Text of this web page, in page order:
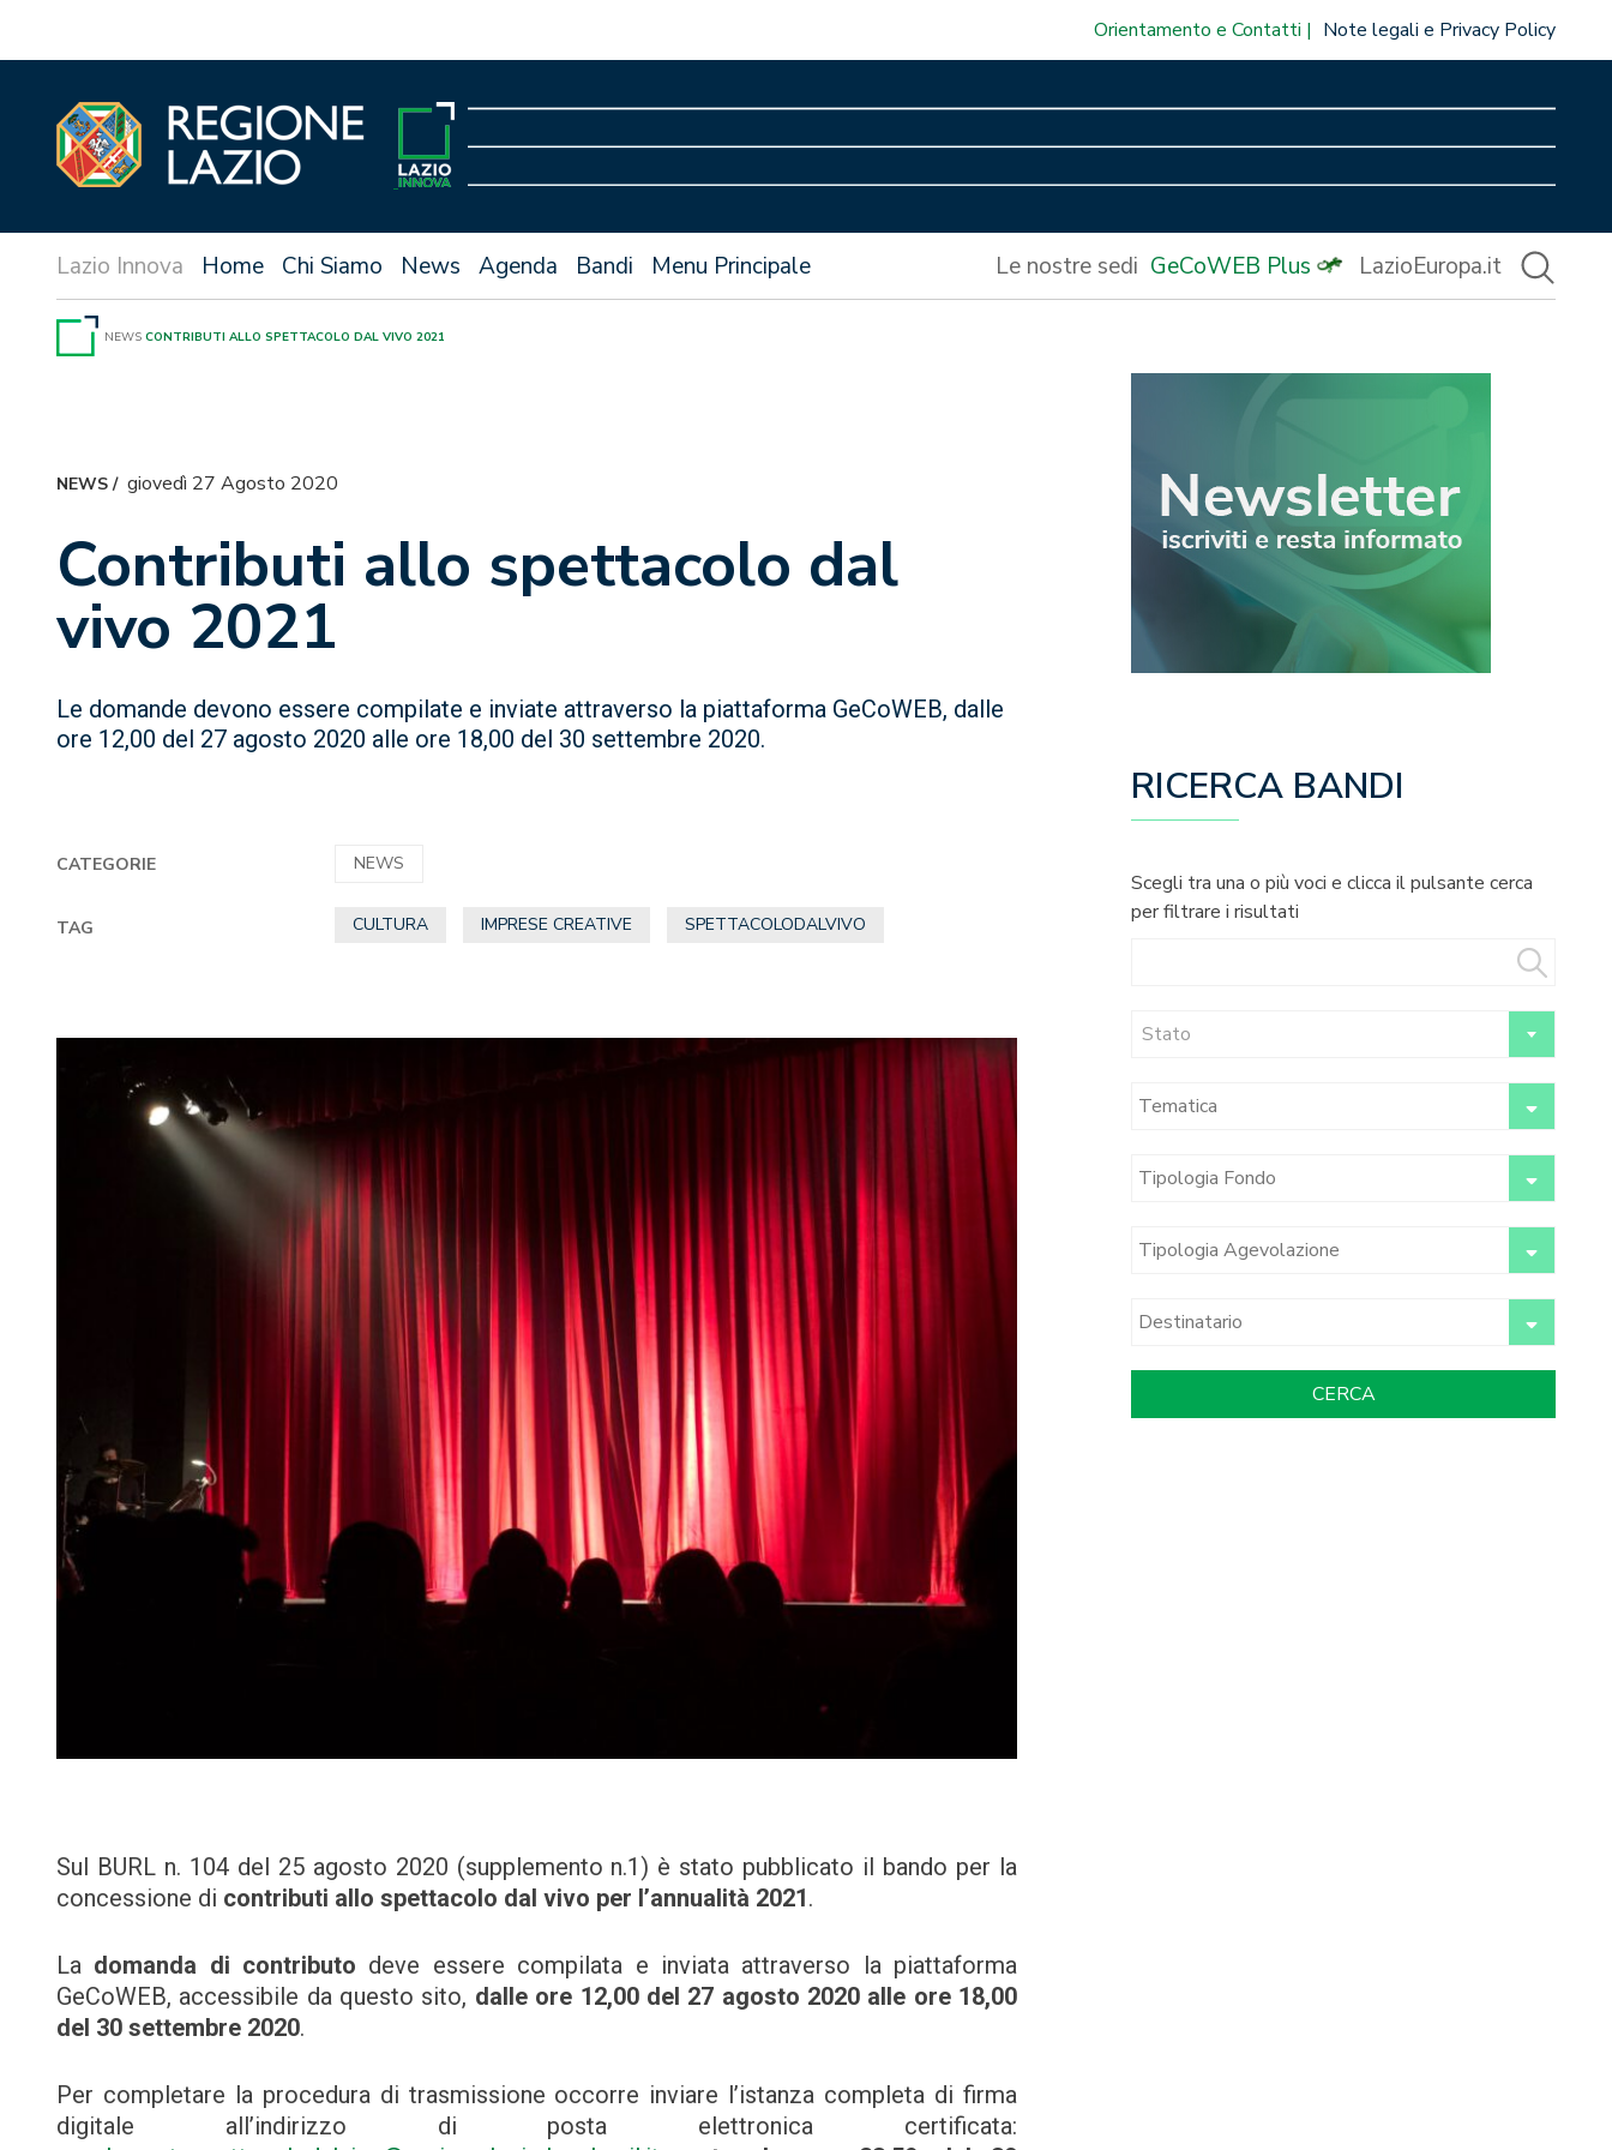
Orientamento e Contatti Note legali e Privacy Policy
Home Chi Siamo News Agenda Bandi Menu Principale Le nostre sedi GeCoWEB Plus LazioEuropa.it
NEWS CONTRIBUTI ALLO SPETTACOLO DAL VIVO 2021
NEWS/ giovedì 27 Agosto 2020
Contributi allo spettacolo dal
vivo 2021
Le domande devono essere compilate e inviate attraverso la piattaforma GeCoWEB, dalle
ore 12,00 del 27 agosto 2020 alle ore 18,00 del 30 settembre 2020.
CATEGORIE NEWS
TAG CULTURA IMPRESE CREATIVE SPETTACOLODALVIVO
Sul BURL n. 104 del 25 agosto 2020 (supplemento n.1) è stato pubblicato il bando per la
concessione di contributi allo spettacolo dal vivo per l’annualità 2021.
La domanda di contributo deve essere compilata e inviata attraverso la piattaforma
GeCoWEB, accessibile da questo sito, dalle ore 12,00 del 27 agosto 2020 alle ore 18,00
del 30 settembre 2020.
Per completare la procedura di trasmissione occorre inviare l’istanza completa di firma
digitale all’indirizzo di posta elettronica certificata:
RICERCA BANDI
Scegli tra una o più voci e clicca il pulsante cerca
per filtrare i risultati
Stato